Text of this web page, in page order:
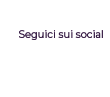
Seguici sui social